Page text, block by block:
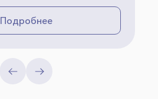
Подробнее